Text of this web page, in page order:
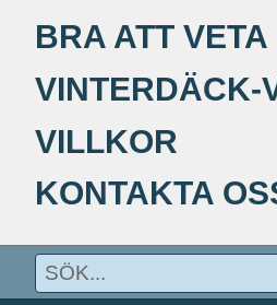
BRA ATT VETA
VINTERDÄCK-
VILLKOR
KONTAKTA